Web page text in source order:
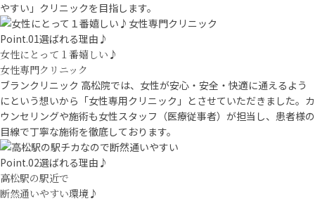
やすい」クリニックを目指します。
Point.01選ばれる理由♪
女性にとって１番嬉しい♪
女性専門クリニック
ブランクリニック 高松院では、女性が安心・安全・快適に通えるよう
にという想いから「女性専用クリニック」とさせていただきました。カ
ウンセリングや施術も女性スタッフ（医療従事者）が担当し、患者様の
目線で丁寧な施術を徹底しております。
Point.02選ばれる理由♪
高松駅の駅近で
断然通いやすい環境♪